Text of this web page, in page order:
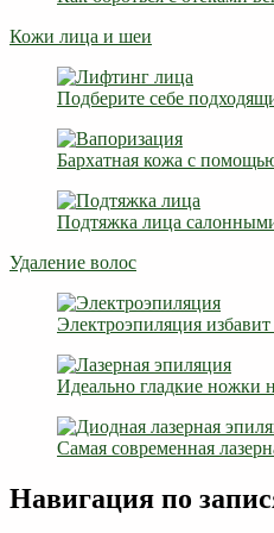
Кожи лица и шеи
Подберите себе
Бархатная кожа с
Подтяжка лица
Удаление волос
Электроэпиляция избавит
Идеально гладкие ножки
Самая современная
Навигация по